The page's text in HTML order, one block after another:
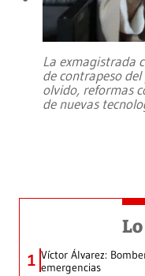
La exmagistrada
de contrapeso
olvido, reformas
de nuevas
1 Víctor Álvarez:
emergencias